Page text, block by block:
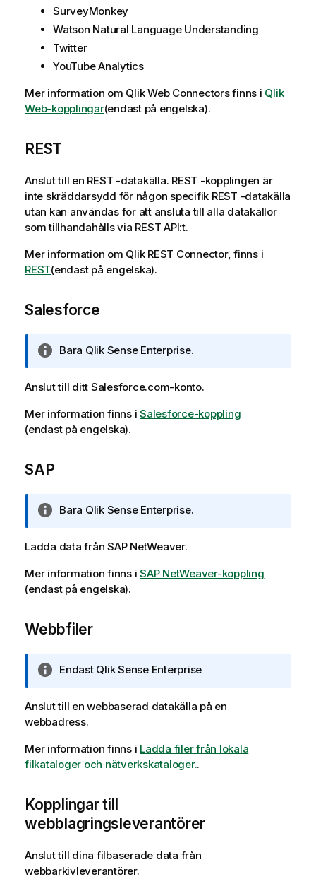
SurveyMonkey
Watson Natural Language Understanding
Twitter
YouTube Analytics
Mer information om QlikWeb Connectorsfinns i Qlik
Web-kopplingar(endast på engelska).
REST
Anslut till en REST -datakälla. REST -kopplingen är
inte skräddarsydd för någon specifik REST -datakälla
utan kan användas för att ansluta till alla datakällor
som tillhandahålls via REST API:t.
Mer information om Qlik REST Connector, finns i
REST(endast på engelska).
Salesforce
A
t
c
k
o
n
f
o
a
o
Bara Qlik Sense Enterprise.
Anslut till ditt Salesforce.com-konto.
Mer information finns i Salesforce-koppling
(endast på engelska).
SAP
A
c
k
n
o
n
f
o
m
t
i
n
Bara Qlik Sense Enterprise.
Ladda data från SAP NetWeaver.
Mer information finns i SAP NetWeaver-koppling
(endast på engelska).
Webbfiler
A
t
e
k
n
g
o
i
n
Endast Qlik Sense Enterprise
Anslut till en webbaserad datakälla på en
webbadress.
Mer information finns i Ladda filer från lokala
filkataloger och nätverkskataloger..
Kopplingar till
webblagringsleverantörer
Anslut till dina filbaserade data från
webbarkivleverantörer.